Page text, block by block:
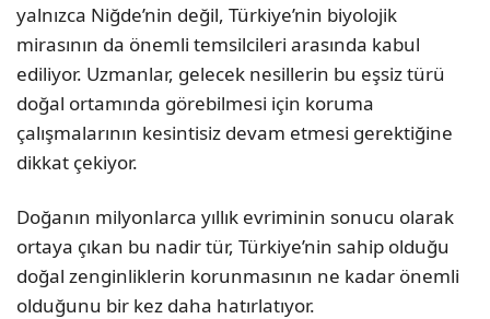
yalnızca Niğde’nin değil, Türkiye’nin biyolojik
mirasının da önemli temsilcileri arasında kabul
ediliyor. Uzmanlar, gelecek nesillerin bu eşsiz türü
doğal ortamında görebilmesi için koruma
çalışmalarının kesintisiz devam etmesi gerektiğine
dikkat çekiyor.
Doğanın milyonlarca yıllık evriminin sonucu olarak
ortaya çıkan bu nadir tür, Türkiye’nin sahip olduğu
doğal zenginliklerin korunmasının ne kadar önemli
olduğunu bir kez daha hatırlatıyor.